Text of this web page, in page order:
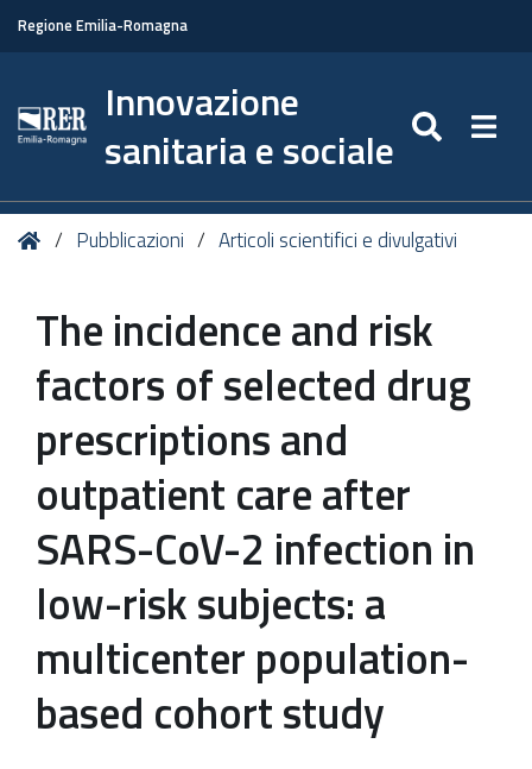
Regione Emilia-Romagna
Innovazione
sanitaria e sociale
Tu HomePubblicazioni Articoli scientifici e divulgativi
The incidence and risk
factors of selected drug
prescriptions and
outpatient care after
SARS-CoV-2 infection in
low-risk subjects: a
multicenter population-
based cohort study